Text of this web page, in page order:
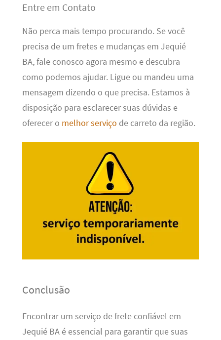
Entre em Contato
Não perca mais tempo procurando. Se você
precisa de um fretes e mudanças em Jequié
BA, fale conosco agora mesmo e descubra
como podemos ajudar. Ligue ou mandeu uma
mensagem dizendo o que precisa. Estamos à
disposição para esclarecer suas dúvidas e
oferecer o melhor serviço de carreto da região.
Conclusão
Encontrar um serviço de frete confiável em
Jequié BA é essencial para garantir que suas